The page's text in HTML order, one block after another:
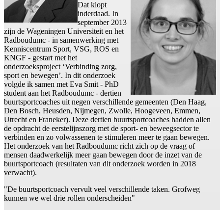
Dat klopt
inderdaad. In
september 2013
zijn de Wageningen Universiteit en het
Radboudumc - in samenwerking met
Kenniscentrum Sport, VSG, ROS en
KNGF - gestart met het
onderzoeksproject ‘Verbinding zorg,
sport en bewegen’. In dit onderzoek
volgde ik samen met Eva Smit - PhD
student aan het Radboudumc - dertien
buurtsportcoaches uit negen verschillende gemeenten (Den Haag,
Den Bosch, Heusden, Nijmegen, Zwolle, Hoogeveen, Emmen,
Utrecht en Franeker). Deze dertien buurtsportcoaches hadden allen
de opdracht de eerstelijnszorg met de sport- en beweegsector te
verbinden en zo volwassenen te stimuleren meer te gaan bewegen.
Het onderzoek van het Radboudumc richt zich op de vraag of
mensen daadwerkelijk meer gaan bewegen door de inzet van de
buurtsportcoach (resultaten van dit onderzoek worden in 2018
verwacht).
"De buurtsportcoach vervult veel verschillende taken. Grofweg
kunnen we wel drie rollen onderscheiden"